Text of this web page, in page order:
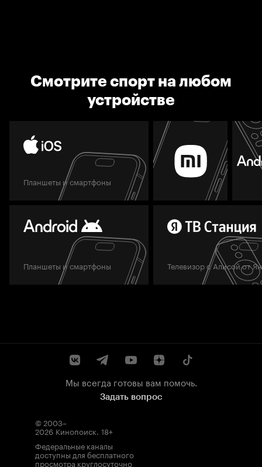
Смотрите спорт на любом
устройстве
Планшеты и смартфоны
Планшеты и смартфоны Телевизор с Алисой от
Мы всегда готовы вам помочь.
Задать вопрос
© 2003–
2026 Кинопоиск. 18+
Федеральные каналы
доступны для бесплатного
просмотра круглосуточно